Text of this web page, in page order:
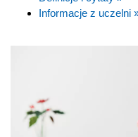
Informacje z uczelni